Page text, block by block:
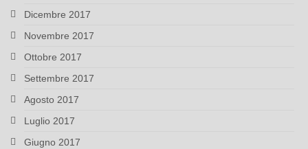
Dicembre 2017
Novembre 2017
Ottobre 2017
Settembre 2017
Agosto 2017
Luglio 2017
Giugno 2017